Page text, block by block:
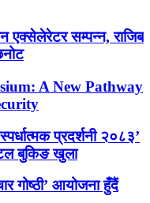
एक्सेलेरेटर सम्पन्न, राजिब
A New Pathway
प्रदर्शनी २०८३’
बुकिङ खुला
गोष्ठी’ आयोजना हुँदैं